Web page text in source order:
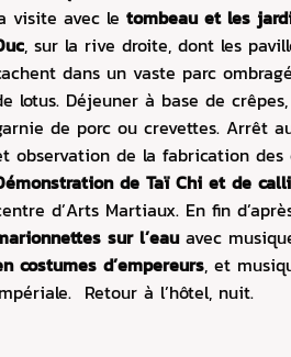
visite avec le tombeau et les
, sur la rive droite, dont les
dans un vaste parc
lotus. Déjeuner à base de
de porc ou crevettes. Arrêt
observation de la fabrication des
de Taï Chi et de
d’Arts Martiaux. En fin
sur l’eau avec
costumes d’empereurs, et
Retour à l’hôtel, nuit.